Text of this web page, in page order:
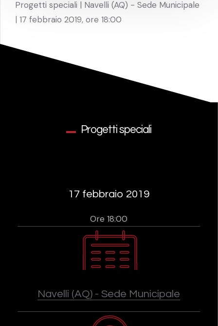
Progetti speciali | Navelli (AQ) - Sede Municipale
| 17 febbraio 2019, ore 18:00
Progetti speciali
17 febbraio 2019
Ore 18:00
Navelli (AQ) - Sede Municipale